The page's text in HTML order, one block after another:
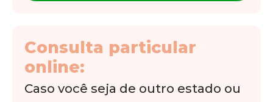
Consulta particular
online:
Caso você seja de outro estado ou